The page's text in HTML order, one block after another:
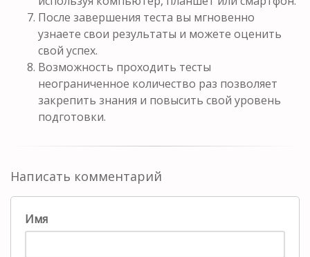
После завершения теста вы мгновенно
узнаете свои результаты и можете оценить
свой успех.
Возможность проходить тесты
неограниченное количество раз позволяет
закрепить знания и повысить свой уровень
подготовки.
Написать комментарий
Имя